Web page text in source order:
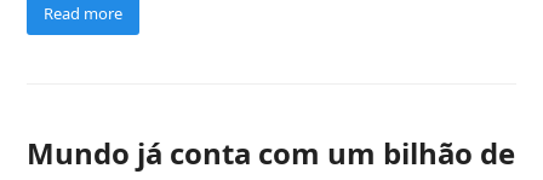
Read more
Mundo já conta com um bilhão de